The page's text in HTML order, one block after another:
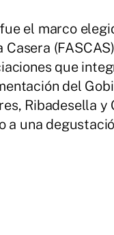
el marco
que
del
Ribadesella y
a una